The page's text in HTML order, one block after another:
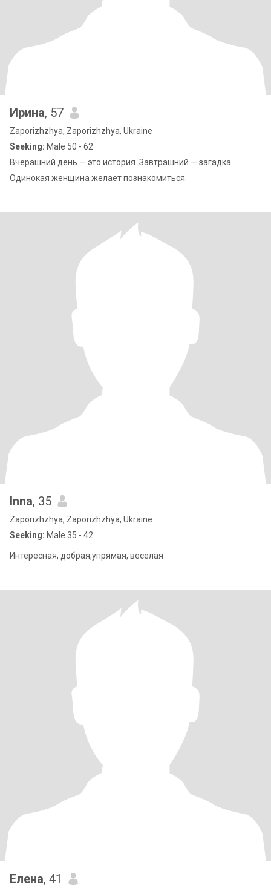
Ирина, 57
Zaporizhzhya, Zaporizhzhya, Ukraine
Seeking: Male 50 - 62
Вчерашний день — это история. Завтрашний — загадка
Одинокая женщина желает познакомиться.
Inna, 35
Zaporizhzhya, Zaporizhzhya, Ukraine
Seeking: Male 35 - 42
Интересная, добрая,упрямая, веселая
Елена, 41